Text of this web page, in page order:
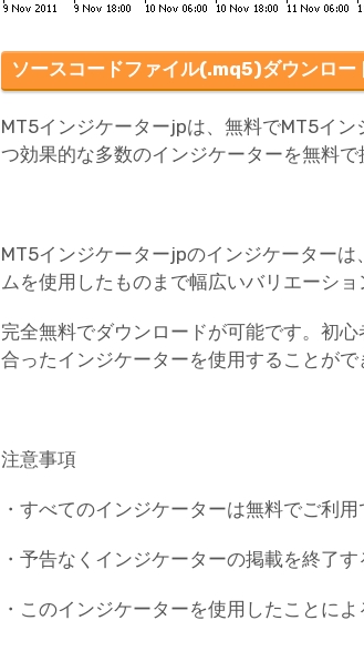
ソースコードファイル(.mq5)ダウンロー
MT5インジケーターjpは、無料でMT5イ
つ効果的な多数のインジケーターを無料で
MT5インジケーターjpのインジケーター
ムを使用したものまで幅広いバリエーショ
完全無料でダウンロードが可能です。初
合ったインジケーターを使用することがで
注意事項
・すべてのインジケーターは無料でご利用
・予告なくインジケーターの掲載を終了す
・このインジケーターを使用したことに